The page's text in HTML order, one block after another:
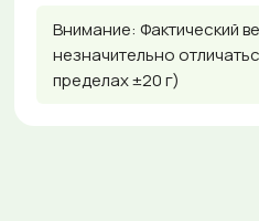
Внимание: Фактический
незначительно
пределах ±20 г)